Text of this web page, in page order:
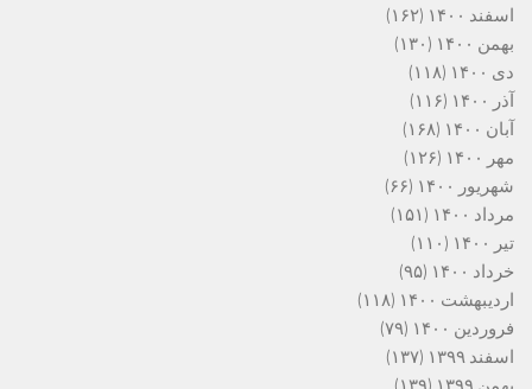
اسفند ۱۴۰۰
(۱۶۲)
بهمن ۱۴۰۰
(۱۳۰)
دی ۱۴۰۰
(۱۱۸)
آذر ۱۴۰۰
(۱۱۶)
آبان ۱۴۰۰
(۱۶۸)
مهر ۱۴۰۰
(۱۲۶)
شهریور ۱۴۰۰
(۶۶)
مرداد ۱۴۰۰
(۱۵۱)
تیر ۱۴۰۰
(۱۱۰)
خرداد ۱۴۰۰
(۹۵)
اردیبهشت ۱۴۰۰
(۱۱۸)
فروردین ۱۴۰۰
(۷۹)
اسفند ۱۳۹۹
(۱۳۷)